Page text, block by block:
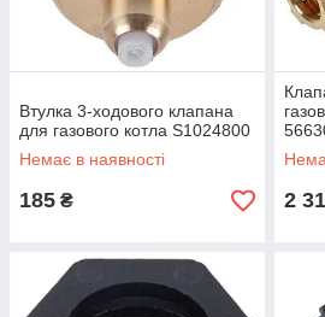
Втулка 3-ходового клапана
для газового котла S1024800
Немає в наявності
185 ₴ 2